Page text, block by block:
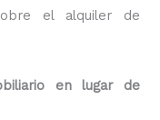
el alquiler de
en lugar de